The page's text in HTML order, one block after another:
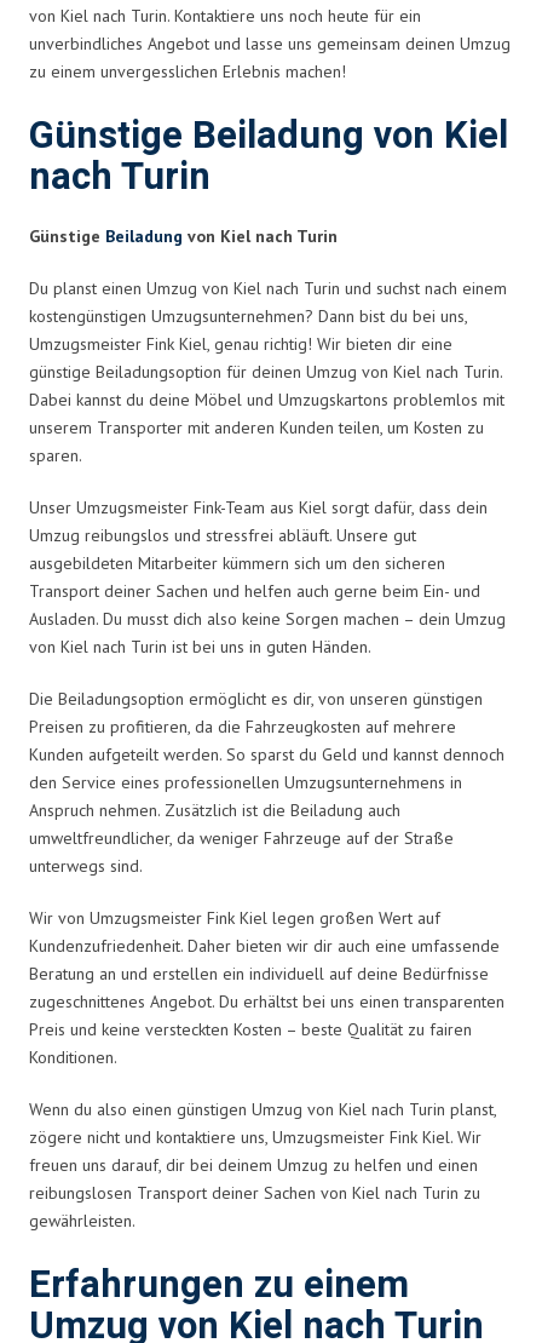
von Kiel nach Turin. Kontaktiere uns noch heute für ein
unverbindliches Angebot und lasse uns gemeinsam deinen Umzug
zu einem unvergesslichen Erlebnis machen!
Günstige Beiladung von Kiel
nach Turin
Günstige Beiladung von Kiel nach Turin
Du planst einen Umzug von Kiel nach Turin und suchst nach einem
kostengünstigen Umzugsunternehmen? Dann bist du bei uns,
Umzugsmeister Fink Kiel, genau richtig! Wir bieten dir eine
günstige Beiladungsoption für deinen Umzug von Kiel nach Turin.
Dabei kannst du deine Möbel und Umzugskartons problemlos mit
unserem Transporter mit anderen Kunden teilen, um Kosten zu
sparen.
Unser Umzugsmeister Fink-Team aus Kiel sorgt dafür, dass dein
Umzug reibungslos und stressfrei abläuft. Unsere gut
ausgebildeten Mitarbeiter kümmern sich um den sicheren
Transport deiner Sachen und helfen auch gerne beim Ein- und
Ausladen. Du musst dich also keine Sorgen machen – dein Umzug
von Kiel nach Turin ist bei uns in guten Händen.
Die Beiladungsoption ermöglicht es dir, von unseren günstigen
Preisen zu profitieren, da die Fahrzeugkosten auf mehrere
Kunden aufgeteilt werden. So sparst du Geld und kannst dennoch
den Service eines professionellen Umzugsunternehmens in
Anspruch nehmen. Zusätzlich ist die Beiladung auch
umweltfreundlicher, da weniger Fahrzeuge auf der Straße
unterwegs sind.
Wir von Umzugsmeister Fink Kiel legen großen Wert auf
Kundenzufriedenheit. Daher bieten wir dir auch eine umfassende
Beratung an und erstellen ein individuell auf deine Bedürfnisse
zugeschnittenes Angebot. Du erhältst bei uns einen transparenten
Preis und keine versteckten Kosten – beste Qualität zu fairen
Konditionen.
Wenn du also einen günstigen Umzug von Kiel nach Turin planst,
zögere nicht und kontaktiere uns, Umzugsmeister Fink Kiel. Wir
freuen uns darauf, dir bei deinem Umzug zu helfen und einen
reibungslosen Transport deiner Sachen von Kiel nach Turin zu
gewährleisten.
Erfahrungen zu einem
Umzug von Kiel nach Turin